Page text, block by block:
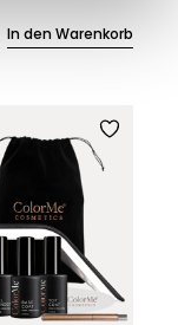
In den Warenkorb